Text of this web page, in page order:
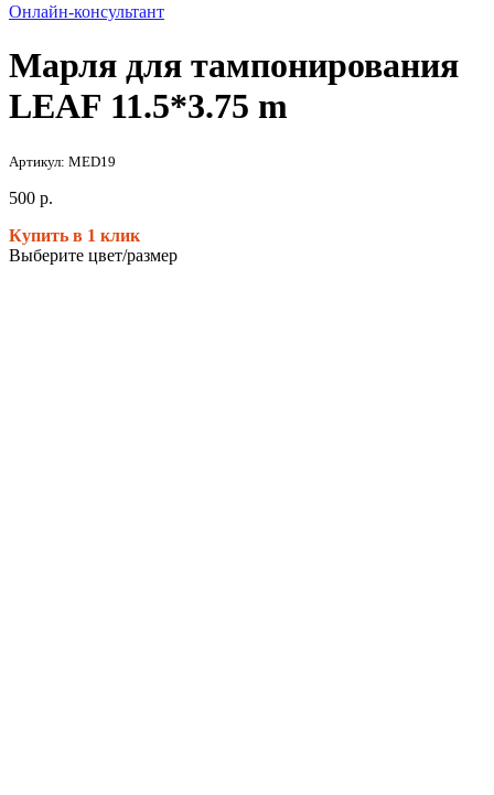
Онлайн-консультант
Марля для тампонирования
LEAF 11.5*3.75 m
Артикул: MED19
500 р.
Купить в 1 клик
Выберите цвет/размер